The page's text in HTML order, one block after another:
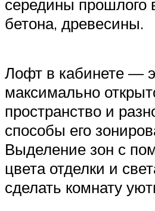
середины прошлого
бетона, древесины.
Лофт в кабинете —
максимально
пространство и
способы его
Выделение зон с
цвета отделки и
сделать комнату